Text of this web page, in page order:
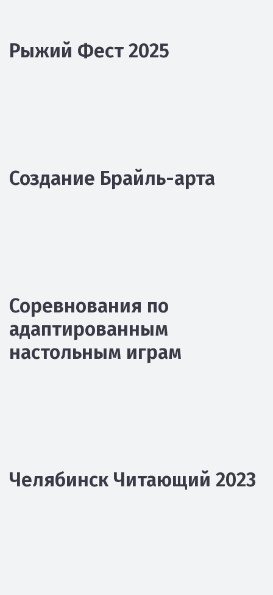
Рыжий Фест 2025
Создание Брайль-арта
Соревнования по
адаптированным
настольным играм
Челябинск Читающий 2023